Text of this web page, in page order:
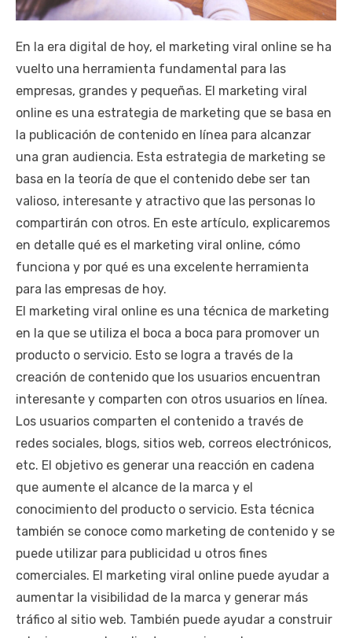
En la era digital de hoy, el marketing viral online se ha
vuelto una herramienta fundamental para las
empresas, grandes y pequeñas. El marketing viral
online es una estrategia de marketing que se basa en
la publicación de contenido en línea para alcanzar
una gran audiencia. Esta estrategia de marketing se
basa en la teoría de que el contenido debe ser tan
valioso, interesante y atractivo que las personas lo
compartirán con otros. En este artículo, explicaremos
en detalle qué es el marketing viral online, cómo
funciona y por qué es una excelente herramienta
para las empresas de hoy.
El marketing viral online es una técnica de marketing
en la que se utiliza el boca a boca para promover un
producto o servicio. Esto se logra a través de la
creación de contenido que los usuarios encuentran
interesante y comparten con otros usuarios en línea.
Los usuarios comparten el contenido a través de
redes sociales, blogs, sitios web, correos electrónicos,
etc. El objetivo es generar una reacción en cadena
que aumente el alcance de la marca y el
conocimiento del producto o servicio. Esta técnica
también se conoce como marketing de contenido y se
puede utilizar para publicidad u otros fines
comerciales. El marketing viral online puede ayudar a
aumentar la visibilidad de la marca y generar más
tráfico al sitio web. También puede ayudar a construir